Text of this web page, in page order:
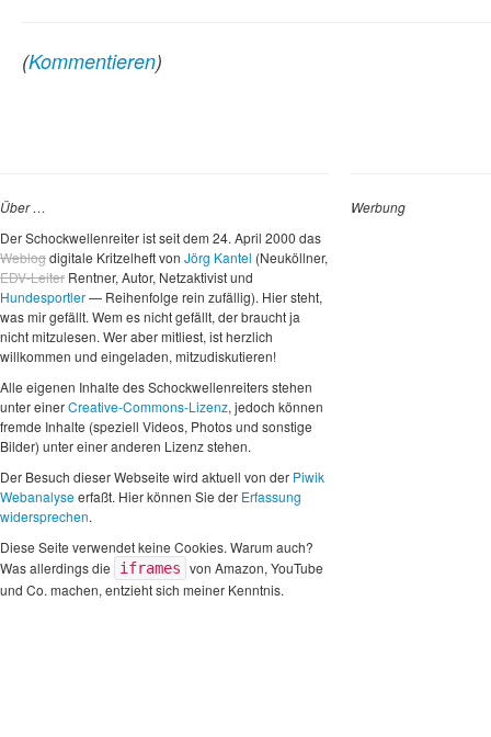
(Kommentieren)
Über …
Der Schockwellenreiter ist seit dem 24. April 2000 das
Weblogdigitale Kritzelheft von Jörg Kantel (Neuköllner,
EDV-Leiter Rentner, Autor, Netzaktivist und
Hundesportler— Reihenfolge rein zufällig). Hier steht,
was mir gefällt. Wem es nicht gefällt, der braucht ja
nicht mitzulesen. Wer aber mitliest, ist herzlich
willkommen und eingeladen, mitzudiskutieren!
Alle eigenen Inhalte des Schockwellenreiters stehen
unter einerCreative-Commons-Lizenz, jedoch können
fremde Inhalte (speziell Videos, Photos und sonstige
Bilder) unter einer anderen Lizenz stehen.
Der Besuch dieser Webseite wird aktuell von der Piwik
Webanalyseerfaßt. Hier können Sie der Erfassung
widersprechen.
Diese Seite verwendet keine Cookies. Warum auch?
Was allerdings die
iframes von Amazon, YouTube
und Co. machen, entzieht sich meiner Kenntnis.
Werbung